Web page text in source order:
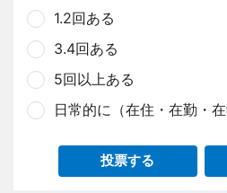
1.2回ある
3.4回ある
5回以上ある
日常的に（在住・在勤・在
投票する